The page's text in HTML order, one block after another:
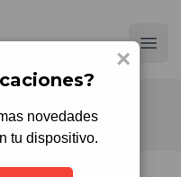
×
novedades
tu dispositivo.